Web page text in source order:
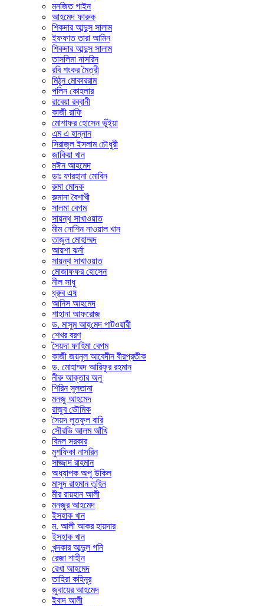
মনজিত গাইন
আহমেদ ফারুক
শিকদার আব্দুস সালাম
ইফফাত তারা আমিন
শিকদার আব্দুস সালাম
তাসলিমা নাসরিন
রবি শংকর মৈত্রী
মিঠুন মোকাররাম
পলিন কোহলার
রাবেয়া রব্বানী
কাজী রাফি
মোশাফর হোসেন ভুঁইয়া
এম এ হান্নান
সিরাজুল ইসলাম চৌধুরী
জাকিয়া খান
মঈন আহমেদ
ডাঃ ফারহানা মোবিন
রুমা মোদক
রুমানা বৈশাখী
সালমা বেগম
সায়ন্থ সাখাওয়াত
মীম নোশিন নাওয়াল খান
তাজুল মোহাম্মদ
আয়শা ঝর্না
সায়ন্থ সাখাওয়াত
মোজাফফর হোসেন
নীল সাধু
ধ্রুব এষ
আনিস আহমেদ
শাহানা আফরোজ
ড. মাসুম আহ্‌মেদ পাটওয়ারী
শেখর বরণ
সৈয়দা ফাহিমা বেগম
কাজী জয়নুল আবেদীন বীরপ্রতীক
ড. মোহাম্মদ আরিফুর রহমান
নীরু আক্তার অনু
শিরিন সুলতানা
মনজু আহমেদ
রাজুব ভৌমিক
সৈয়দ লুতফুল বারি
সৌরভি আলম আঁখি
বিমল সরকার
মুশফিকা নাসরিন
সাজ্জাদ রাহমান
অধ্যাপক অপু উকিল
মাসুদ রাহমান তুহিন
মীর রায়হান আলী
মনজু্র আহমেদ
ইসহাক খান
ম. আলী আকর হায়দার
ইসহাক খান
খন্দকার আব্দুল গনি
রেজা শাহীন
রেখা আহমেদ
তাহিরা কহিনূর
জুবায়ের আহমেদ
ইবাদ আলী